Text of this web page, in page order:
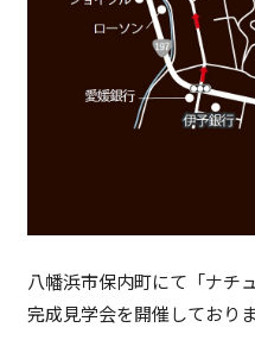
八幡浜市保内町にて「ナチ
完成見学会を開催しており